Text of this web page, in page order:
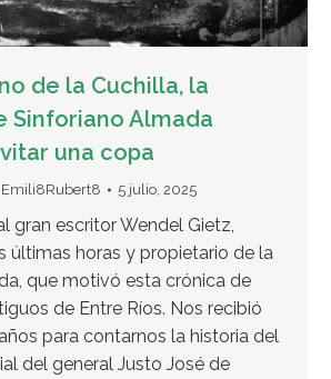
de la Cuchilla, la
Sinforiano Almada
una copa
Emili8Rubert8 5 julio, 2025
gran escritor Wendel Gietz,
últimas horas y propietario de la
que motivó esta crónica de
de Entre Ríos. Nos recibió
para contarnos la historia del
del general Justo José de